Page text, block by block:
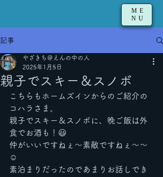
ME
NU
記事
親子でスキー＆スノボ
やざきち＠えんの中の人
2025年1月5日
こちらもホームズインからのご紹介の
コハラさま。
親子でスキー＆スノボに、晩ご飯は外
食でお酒も！😃
仲がいいですねぇ〜素敵ですねぇ〜〜
☺️
素泊まりだったのであまりお話しでき